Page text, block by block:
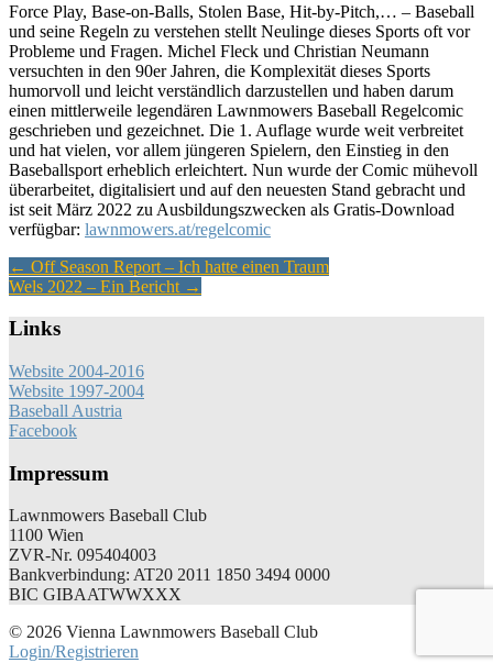
Force Play, Base-on-Balls, Stolen Base, Hit-by-Pitch,… – Baseball
und seine Regeln zu verstehen stellt Neulinge dieses Sports oft vor
Probleme und Fragen. Michel Fleck und Christian Neumann
versuchten in den 90er Jahren, die Komplexität dieses Sports
humorvoll und leicht verständlich darzustellen und haben darum
einen mittlerweile legendären Lawnmowers Baseball Regelcomic
geschrieben und gezeichnet. Die 1. Auflage wurde weit verbreitet
und hat vielen, vor allem jüngeren Spielern, den Einstieg in den
Baseballsport erheblich erleichtert. Nun wurde der Comic mühevoll
überarbeitet, digitalisiert und auf den neuesten Stand gebracht und
ist seit März 2022 zu Ausbildungszwecken als Gratis-Download
verfügbar: lawnmowers.at/regelcomic
Artikel-
Navigation
← Off Season Report – Ich hatte einen Traum
Wels 2022 – Ein Bericht →
Links
Website 2004-2016
Website 1997-2004
Baseball Austria
Facebook
Impressum
Lawnmowers Baseball Club
1100 Wien
ZVR-Nr. 095404003
Bankverbindung: AT20 2011 1850 3494 0000
BIC GIBAATWWXXX
© 2026 Vienna Lawnmowers Baseball Club
Login/Registrieren